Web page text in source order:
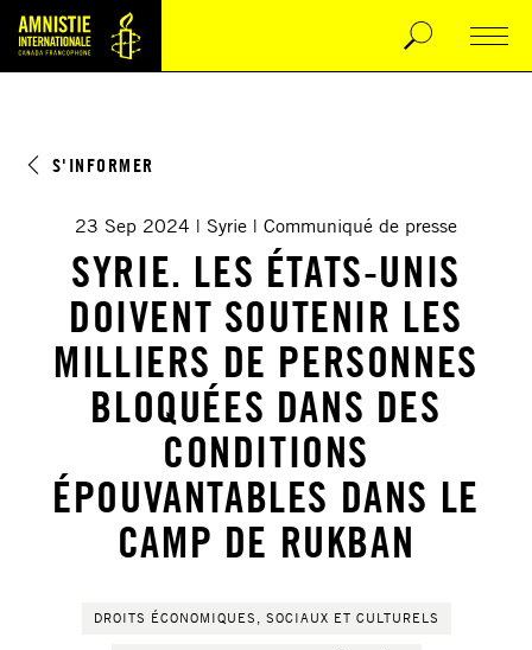
S'INFORMER
23 Sep 2024 Syrie Communiqué de presse
SYRIE. LES ÉTATS-UNIS
DOIVENT SOUTENIR LES
MILLIERS DE PERSONNES
BLOQUÉES DANS DES
CONDITIONS
ÉPOUVANTABLES DANS LE
CAMP DE RUKBAN
DROITS ÉCONOMIQUES, SOCIAUX ET CULTURELS